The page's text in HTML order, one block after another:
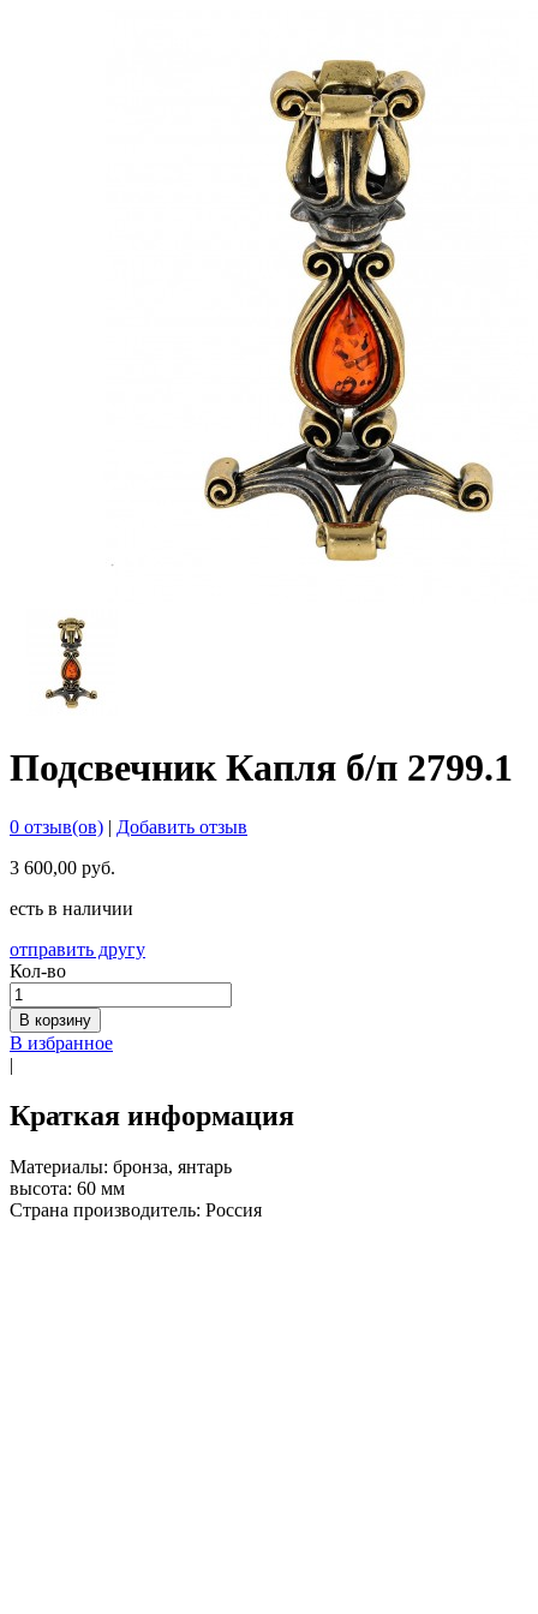
Подсвечник Капля б/п 2799.1
0 отзыв(ов) | Добавить отзыв
3 600,00 руб.
есть в наличии
отправить другу
Кол-во
В корзину
В избранное
|
Краткая информация
Материалы: бронза, янтарь
высота: 60 мм
Страна производитель: Россия